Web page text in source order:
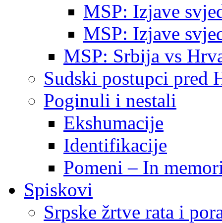
MSP: Izjave
MSP: Izjave
MSP: Srbija vs
Sudski postupci pred
Poginuli i nestali
Ekshumacije
Identifikacije
Pomeni – In
Spiskovi
Srpske žrtve rata i